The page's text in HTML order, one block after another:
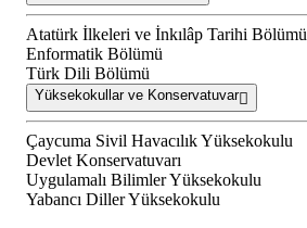
Atatürk İlkeleri ve İnkılâp Tarihi Bölümü
Enformatik Bölümü
Türk Dili Bölümü
Yüksekokullar ve Konservatuvar
Çaycuma Sivil Havacılık Yüksekokulu
Devlet Konservatuvarı
Uygulamalı Bilimler Yüksekokulu
Yabancı Diller Yüksekokulu